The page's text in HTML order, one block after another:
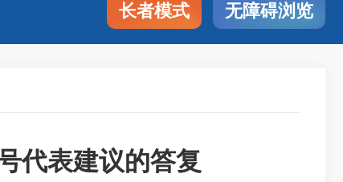
长者模式 无障碍浏览
代表建议的答复